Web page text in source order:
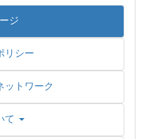
ジ
リシー
ットワーク
て